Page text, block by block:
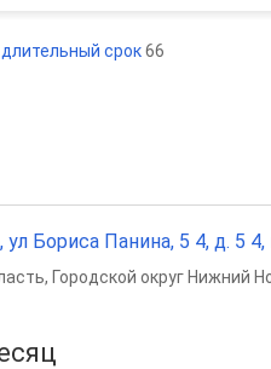
срок66
Бориса Панина, 5 4, д. 5 4,
, Городской округ Нижний